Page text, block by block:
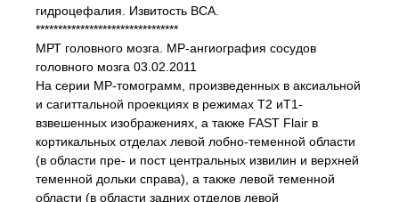
гидроцефалия. Извитость ВСА.
********************************
МРТ головного мозга. МР-ангиография сосудов
головного мозга 03.02.2011
На серии МР-томограмм, произведенных в аксиальной
и сагиттальной проекциях в режимах Т2 иТ1-
взвешенных изображениях, а также FAST Flair в
кортикальных отделах левой лобно-теменной области
(в области пре- и пост центральных извилин и верхней
теменной дольки справа), а также левой теменной
области (в области задних отделов левой